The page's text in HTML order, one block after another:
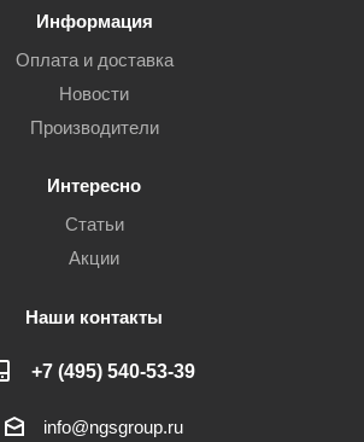
Информация
Оплата и доставка
Новости
Производители
Интересно
Статьи
Акции
Наши контакты
+7 (495) 540-53-39
info@ngsgroup.ru